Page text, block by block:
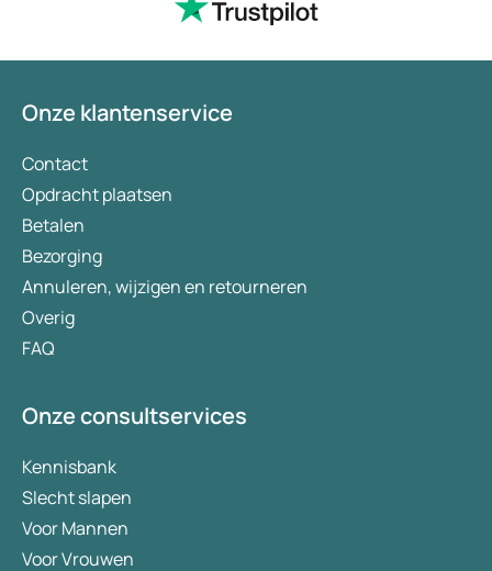
(meer) geld, maar
Onze klantenservice
Contact
Opdracht plaatsen
Betalen
Bezorging
Annuleren, wijzigen en retourneren
Overig
FAQ
Onze consultservices
Kennisbank
Slecht slapen
Voor Mannen
Voor Vrouwen